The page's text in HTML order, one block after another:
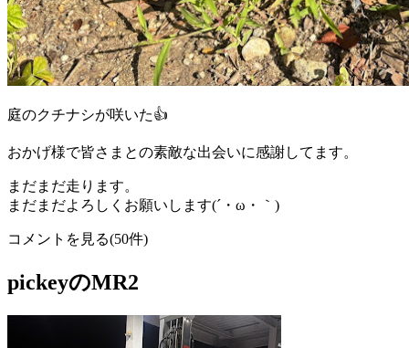
庭のクチナシが咲いた👍
おかげ様で皆さまとの素敵な出会いに感謝してます。
まだまだ走ります。
まだまだよろしくお願いします(´・ω・｀)
コメントを見る(50件)
pickeyのMR2